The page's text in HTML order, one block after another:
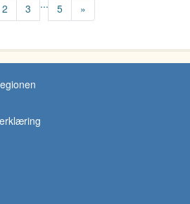
2 3 ... 5 »